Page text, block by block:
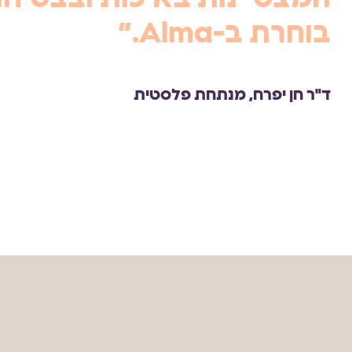
בוחרת ב-Alma.”
ד"ר חן יפרח, מנתחת פלסטית